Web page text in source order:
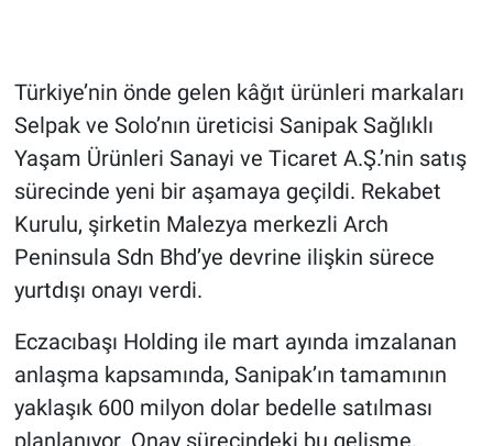
Türkiye’nin önde gelen kâğıt ürünleri markaları
Selpak ve Solo’nın üreticisi Sanipak Sağlıklı
Yaşam Ürünleri Sanayi ve Ticaret A.Ş.’nin satış
sürecinde yeni bir aşamaya geçildi. Rekabet
Kurulu, şirketin Malezya merkezli Arch
Peninsula Sdn Bhd’ye devrine ilişkin sürece
yurtdışı onayı verdi.
Eczacıbaşı Holding ile mart ayında imzalanan
anlaşma kapsamında, Sanipak’ın tamamının
yaklaşık 600 milyon dolar bedelle satılması